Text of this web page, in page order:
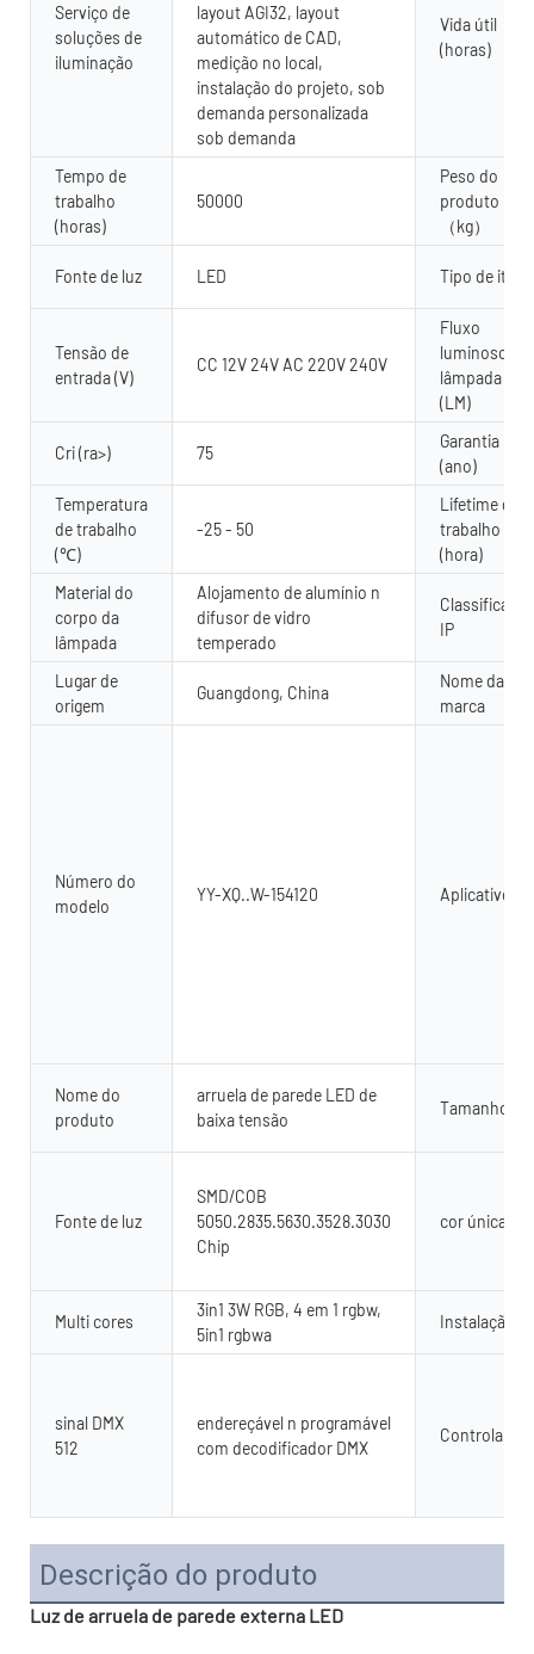
Serviço de
soluções de
iluminação
layout AGI32, layout
automático de CAD,
medição no local,
instalação do projeto, sob
demanda personalizada
sob demanda
Vida útil
(horas)
Tempo de
trabalho
(horas)
50000
Peso do
produto
（kg）
Fonte de luz LED Tipo de item
Tensão de
entrada (V)
CC 12V 24V AC 220V 240V
Fluxo
luminoso da
lâmpada
(LM)
Cri (ra>) 75
Garantia
(ano)
Temperatura
de trabalho
(℃)
-25 - 50
Lifetime de
trabalho
(hora)
Material do
corpo da
lâmpada
Alojamento de alumínio n
difusor de vidro
temperado
Classificação
IP
Lugar de
origem
Guangdong, China
Nome da
marca
Número do
modelo
YY-XQ..W-154120 Aplicativo
Nome do
produto
arruela de parede LED de
baixa tensão
Tamanho
Fonte de luz
SMD/COB
5050.2835.5630.3528.3030
Chip
cor única
Multi cores
3in1 3W RGB, 4 em 1 rgbw,
5in1 rgbwa
Instalação
sinal DMX
512
endereçável n programável
com decodificador DMX
Controlar
Descrição do produto
Luz de arruela de parede externa LED